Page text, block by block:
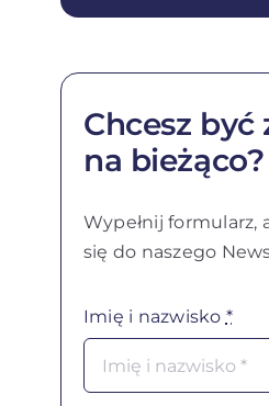
Chcesz być
na bieżąco?
Wypełnij formularz,
się do naszego
Imię i nazwisko *